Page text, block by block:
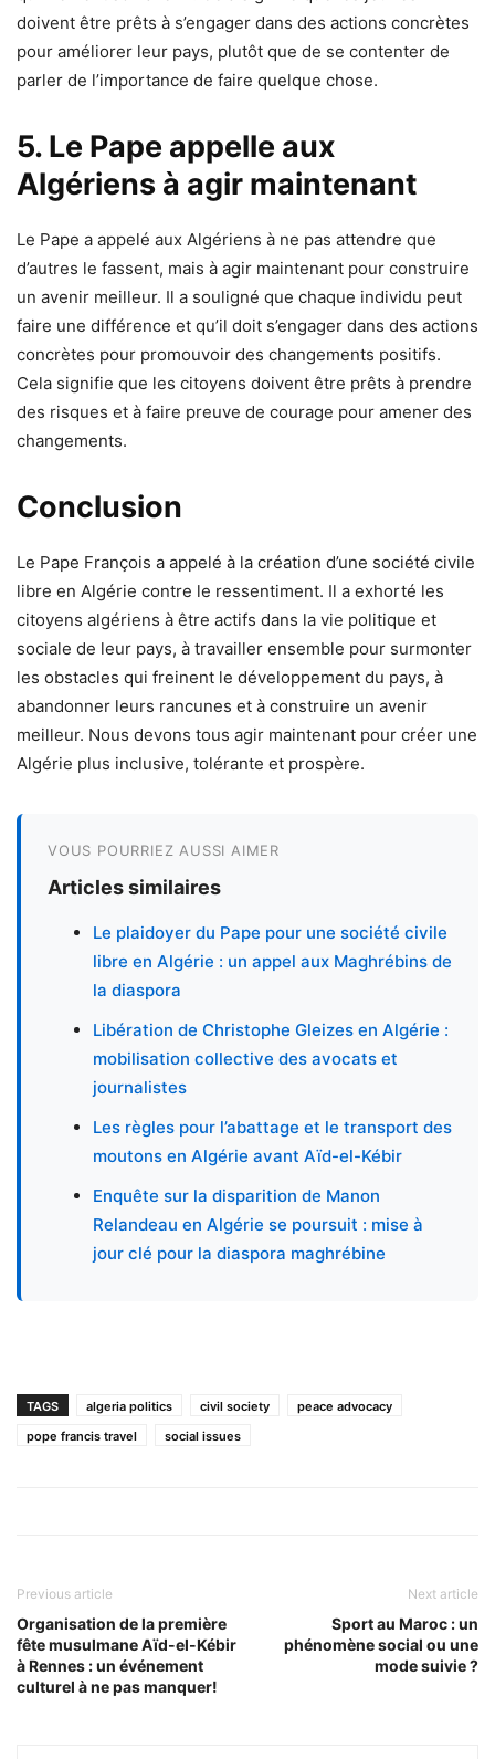
doivent être prêts à s’engager dans des actions concrètes
pour améliorer leur pays, plutôt que de se contenter de
parler de l’importance de faire quelque chose.
5. Le Pape appelle aux
Algériens à agir maintenant
Le Pape a appelé aux Algériens à ne pas attendre que
d’autres le fassent, mais à agir maintenant pour construire
un avenir meilleur. Il a souligné que chaque individu peut
faire une différence et qu’il doit s’engager dans des actions
concrètes pour promouvoir des changements positifs.
Cela signifie que les citoyens doivent être prêts à prendre
des risques et à faire preuve de courage pour amener des
changements.
Conclusion
Le Pape François a appelé à la création d’une société civile
libre en Algérie contre le ressentiment. Il a exhorté les
citoyens algériens à être actifs dans la vie politique et
sociale de leur pays, à travailler ensemble pour surmonter
les obstacles qui freinent le développement du pays, à
abandonner leurs rancunes et à construire un avenir
meilleur. Nous devons tous agir maintenant pour créer une
Algérie plus inclusive, tolérante et prospère.
VOUS POURRIEZ AUSSI AIMER
Articles similaires
Le plaidoyer du Pape pour une société civile
libre en Algérie : un appel aux Maghrébins de
la diaspora
Libération de Christophe Gleizes en Algérie :
mobilisation collective des avocats et
journalistes
Les règles pour l’abattage et le transport des
moutons en Algérie avant Aïd-el-Kébir
Enquête sur la disparition de Manon
Relandeau en Algérie se poursuit : mise à
jour clé pour la diaspora maghrébine
TAGS algeria politics civil society
peace advocacy
pope francis travel
social issues
Previous article
Organisation de la première
fête musulmane Aïd-el-Kébir
à Rennes : un événement
culturel à ne pas manquer!
Next article
Sport au Maroc : un
phénomène social ou une
mode suivie ?